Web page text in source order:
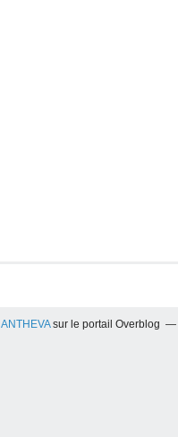
ANTHEVAsur le portail Overblog